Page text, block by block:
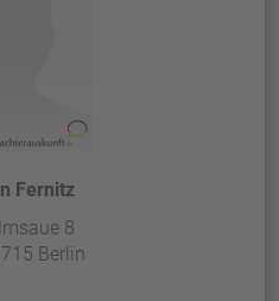
Fernitz
8
Berlin